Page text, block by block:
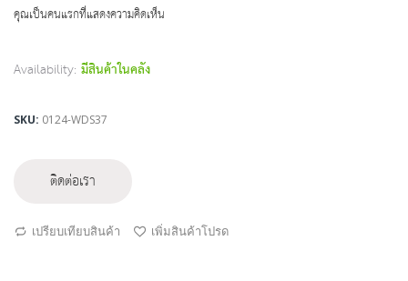
คุณเป็นคนแรกที่แสดงความคิดเห็น
Availability: มีสินค้าในคลัง
SKU 0124-WDS37
ติดต่อเรา
เปรียบเทียบสินค้า เพิ่มสินค้าโปรด